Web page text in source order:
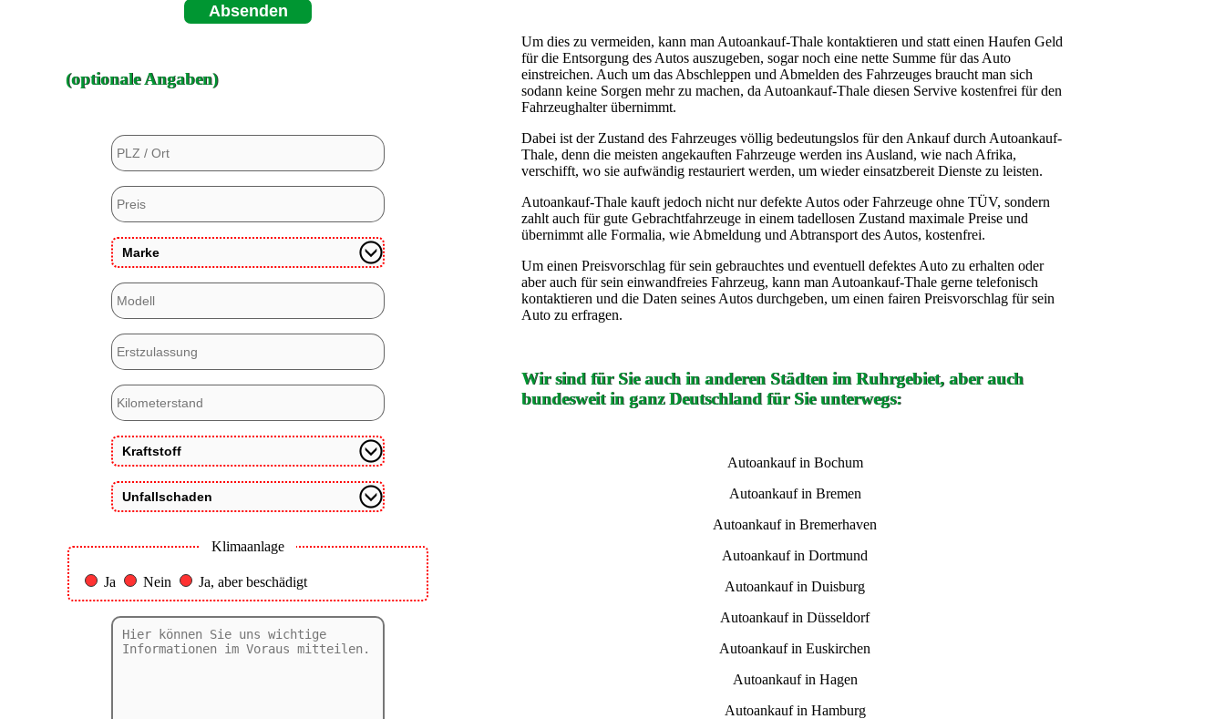
Absenden
(optionale Angaben)
Klimaanlage
Ja Nein Ja, aber beschädigt
Um dies zu vermeiden, kann man Autoankauf-Thale kontaktieren und statt einen Haufen Geld
für die Entsorgung des Autos auszugeben, sogar noch eine nette Summe für das Auto
einstreichen. Auch um das Abschleppen und Abmelden des Fahrzeuges braucht man sich
sodann keine Sorgen mehr zu machen, da Autoankauf-Thale diesen Servive kostenfrei für den
Fahrzeughalter übernimmt.
Dabei ist der Zustand des Fahrzeuges völlig bedeutungslos für den Ankauf durch Autoankauf-
Thale, denn die meisten angekauften Fahrzeuge werden ins Ausland, wie nach Afrika,
verschifft, wo sie aufwändig restauriert werden, um wieder einsatzbereit Dienste zu leisten.
Autoankauf-Thale kauft jedoch nicht nur defekte Autos oder Fahrzeuge ohne TÜV, sondern
zahlt auch für gute Gebrachtfahrzeuge in einem tadellosen Zustand maximale Preise und
übernimmt alle Formalia, wie Abmeldung und Abtransport des Autos, kostenfrei.
Um einen Preisvorschlag für sein gebrauchtes und eventuell defektes Auto zu erhalten oder
aber auch für sein einwandfreies Fahrzeug, kann man Autoankauf-Thale gerne telefonisch
kontaktieren und die Daten seines Autos durchgeben, um einen fairen Preisvorschlag für sein
Auto zu erfragen.
Wir sind für Sie auch in anderen Städten im Ruhrgebiet, aber auch
bundesweit in ganz Deutschland für Sie unterwegs:
Autoankauf in Bochum
Autoankauf in Bremen
Autoankauf in Bremerhaven
Autoankauf in Dortmund
Autoankauf in Duisburg
Autoankauf in Düsseldorf
Autoankauf in Euskirchen
Autoankauf in Hagen
Autoankauf in Hamburg